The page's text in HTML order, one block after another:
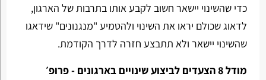
כדי שהשינוי יישאר חשוב לקבע אותו בתרבות של הארגון,
לדאוג שכולם יראו את השינוי ולהטמיע "מנגנונים" שידאגו
שהשינוי יישאר ולא תתבצע חזרה לדרך הקודמת.
מודל 8 הצעדים לביצוע שינויים בארגונים - פרופ׳